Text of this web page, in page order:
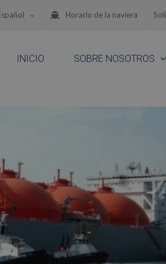
Horario de la naviera
INICIO SOBRE NOSOTROS